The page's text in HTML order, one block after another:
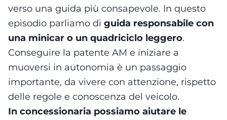
verso una guida più consapevole. In questo
episodio parliamo di guida responsabile con
una minicar o un quadriciclo leggero.
Conseguire la patente AM e iniziare a
muoversi in autonomia è un passaggio
importante, da vivere con attenzione, rispetto
delle regole e conoscenza del veicolo.
In concessionaria possiamo aiutare le